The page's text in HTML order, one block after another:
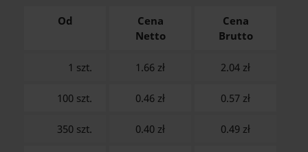
Od
Cena
Netto
Cena
Brutto
1 szt. 1.66 zł 2.04 zł
100 szt. 0.46 zł 0.57 zł
350 szt. 0.40 zł 0.49 zł